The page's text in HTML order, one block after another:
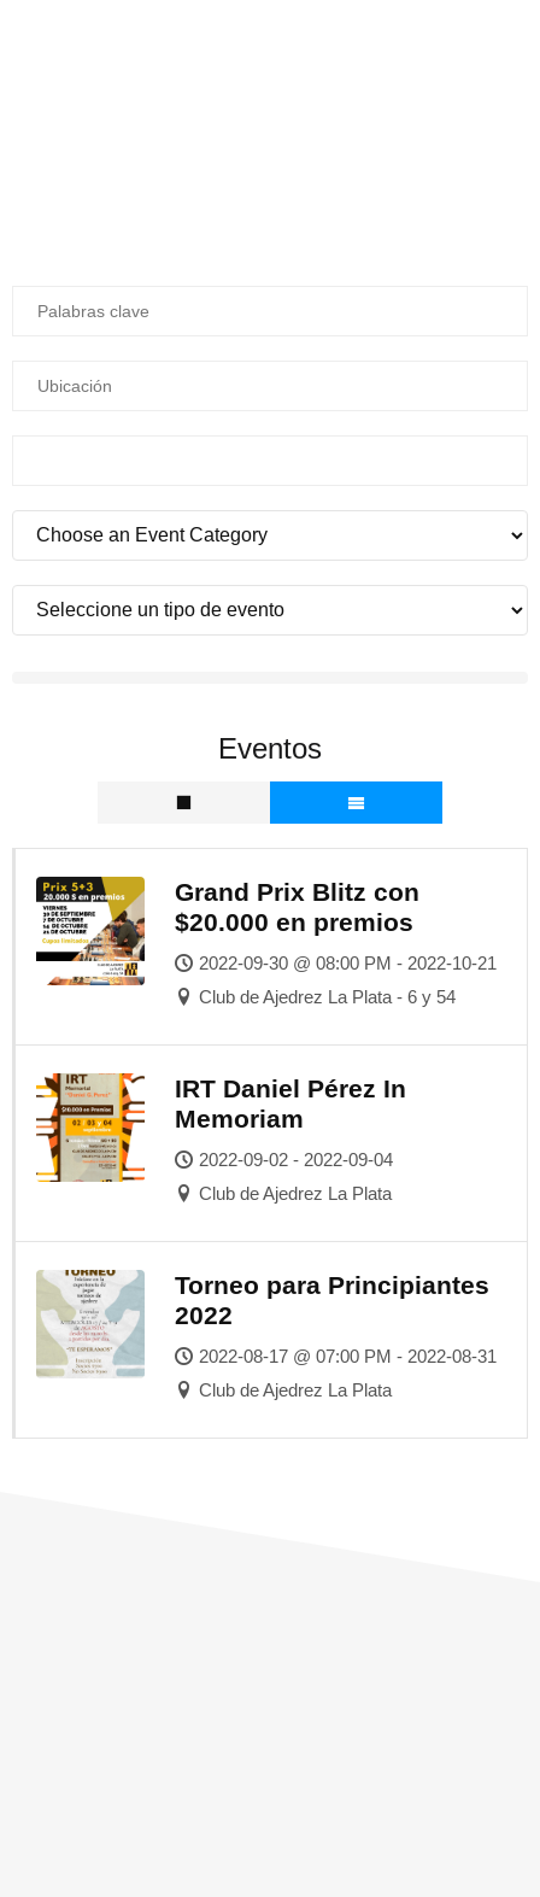
Eventos
Grand Prix Blitz con
$20.000 en premios
2022-09-30 @ 08:00 PM - 2022-10-21
Club de Ajedrez La Plata - 6 y 54
IRT Daniel Pérez In
Memoriam
2022-09-02 - 2022-09-04
Club de Ajedrez La Plata
Torneo para Principiantes
2022
2022-08-17 @ 07:00 PM - 2022-08-31
Club de Ajedrez La Plata